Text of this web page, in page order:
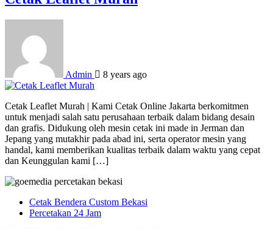
Admin 8 years ago
Cetak Leaflet Murah | Kami Cetak Online Jakarta berkomitmen
untuk menjadi salah satu perusahaan terbaik dalam bidang desain
dan grafis. Didukung oleh mesin cetak ini made in Jerman dan
Jepang yang mutakhir pada abad ini, serta operator mesin yang
handal, kami memberikan kualitas terbaik dalam waktu yang cepat
dan Keunggulan kami […]
Cetak Bendera Custom Bekasi
Percetakan 24 Jam